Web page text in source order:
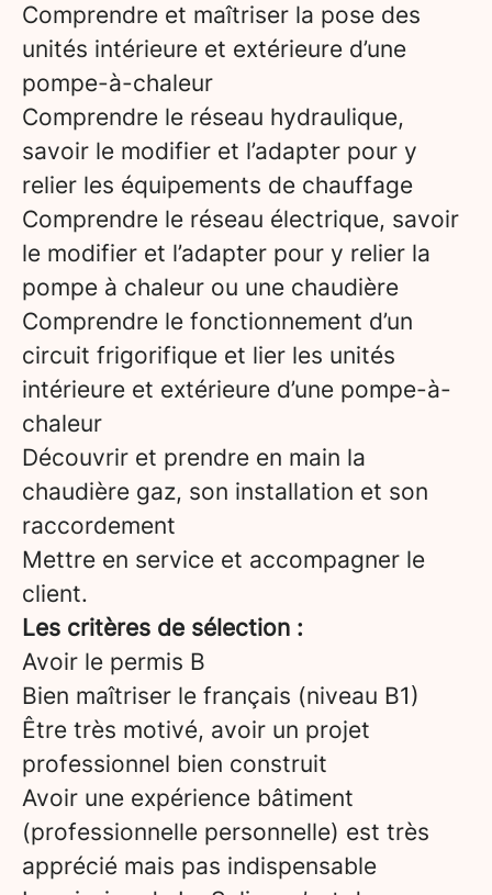
Comprendre et maîtriser la pose des
unités intérieure et extérieure d’une
pompe-à-chaleur
Comprendre le réseau hydraulique,
savoir le modifier et l’adapter pour y
relier les équipements de chauffage
Comprendre le réseau électrique, savoir
le modifier et l’adapter pour y relier la
pompe à chaleur ou une chaudière
Comprendre le fonctionnement d’un
circuit frigorifique et lier les unités
intérieure et extérieure d’une pompe-à-
chaleur
Découvrir et prendre en main la
chaudière gaz, son installation et son
raccordement
Mettre en service et accompagner le
client.
Les critères de sélection :
Avoir le permis B
Bien maîtriser le français (niveau B1)
Être très motivé, avoir un projet
professionnel bien construit
Avoir une expérience bâtiment
(professionnelle personnelle) est très
apprécié mais pas indispensable